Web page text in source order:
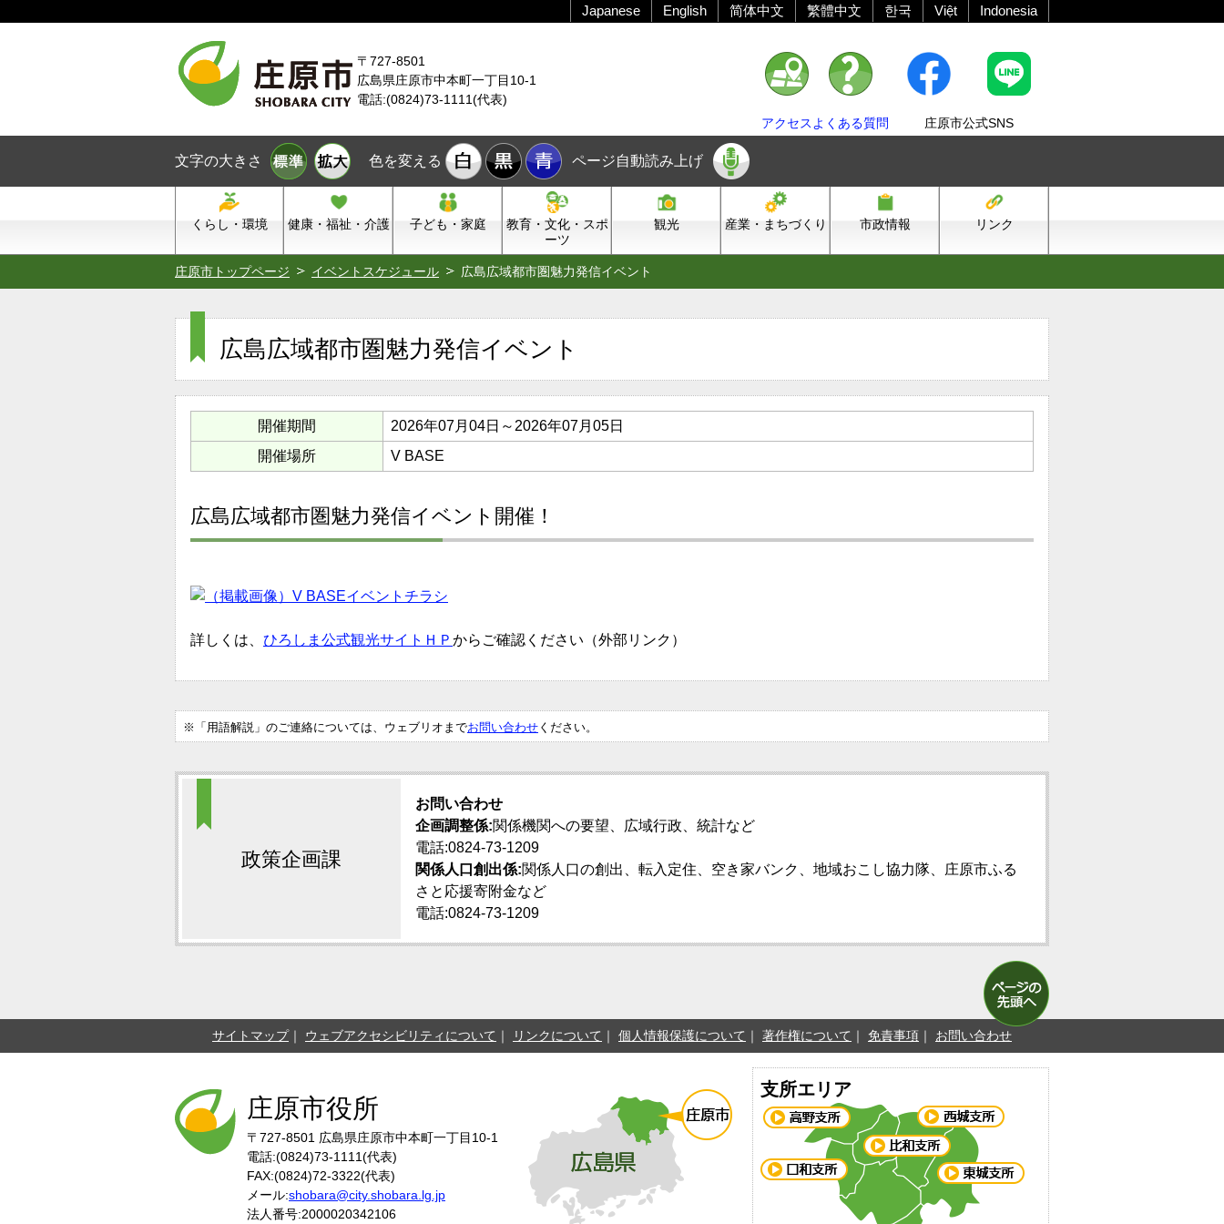
Japanese English 简体中文 繁體中文 한국 Việt Indonesia
〒727-8501
広島県庄原市中本町一丁目10-1
電話:(0824)73-1111(代表)
アクセス よくある質問 庄原市公式SNS
文字の大きさ 色を変える ページ自動読み上げ
くらし・環境 健康・福祉・介護 子ども・家庭
教育・文化・スポ
ーツ
観光 産業・まちづくり 市政情報 リンク
庄原市トップページ イベントスケジュール 広島広域都市圏魅力発信イベント
広島広域都市圏魅力発信イベント
開催期間
2026年07月04日～2026年07月05日
開催場所
V BASE
広島広域都市圏魅力発信イベント開催！
詳しくは、 ひろしま公式観光サイトＨＰ からご確認ください（外部リンク）
※「用語解説」のご連絡については、ウェブリオまでお問い合わせ ください。
政策企画課
お問い合わせ
企画調整係:関係機関への要望、広域行政、統計など
電話:0824-73-1209
関係人口創出係:関係人口の創出、転入定住、空き家バンク、地域おこし協力隊、庄原市ふる
さと応援寄附金など
電話:0824-73-1209
サイトマップ ウェブアクセシビリティについて リンクについて 個人情報保護について 著作権について 免責事項 お問い合わせ
庄原市役所
〒727-8501 広島県庄原市中本町一丁目10-1
電話:(0824)73-1111(代表)
FAX:(0824)72-3322(代表)
メール:shobara@city.shobara.lg.jp
法人番号:2000020342106
支所エリア